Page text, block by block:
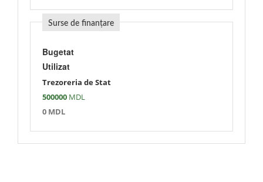
Surse de finanțare
Bugetat
Utilizat
Trezoreria de Stat
500000 MDL
0 MDL